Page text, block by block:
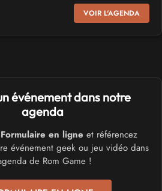
salon du jeu vidéo et des loisirs
GEEKS
2027
- à Mons
ET OTAKU
- à Toulon
VOIR L'AGENDA
événement dans notre
agenda
Formulaire en ligne et référencez
événement geek ou jeu vidéo dans
de Rom Game !